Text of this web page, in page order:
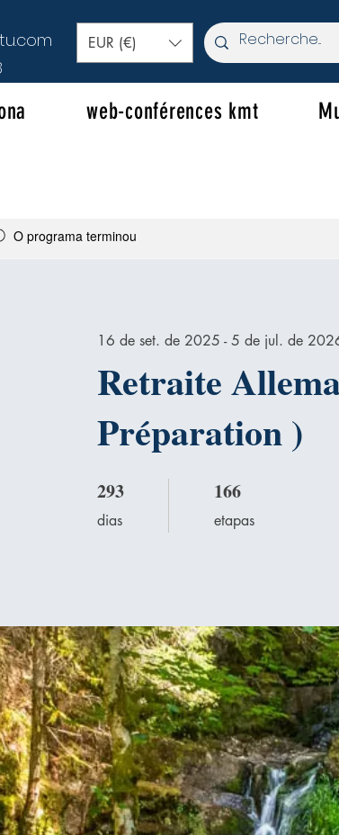
EUR (€)
web-conférences kmt
O programa terminou
Retraite
Préparation )
16 de set. de 2025 - 5 de jul. de
293
dias
293 dias 166
etapas
166 etapas